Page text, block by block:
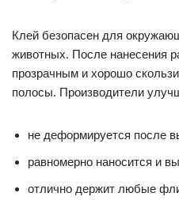
Клей безопасен для
животных. После нанесения
прозрачным и хорошо
полосы. Производители
не деформируется после
равномерно наносится и
отлично держит любые